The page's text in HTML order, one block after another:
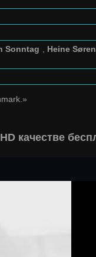
Sonntag Heine
качестве